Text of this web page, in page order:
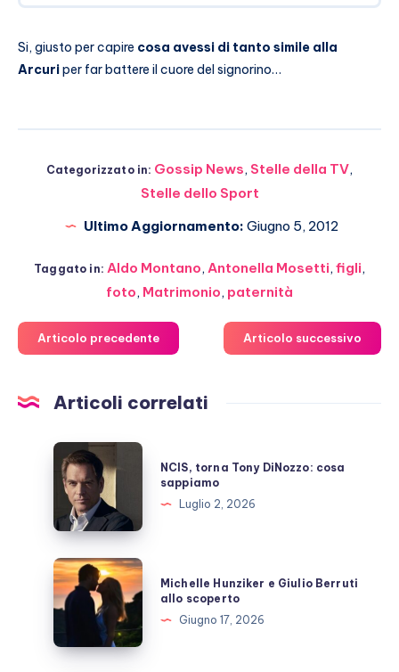
Si, giusto per capire cosa avessi di tanto simile alla
Arcuriper far battere il cuore del signorino…
Categorizzato in: Gossip News, Stelle della TV,
Stelle dello Sport
Ultimo Aggiornamento: Giugno 5, 2012
Taggato in: Aldo Montano, Antonella Mosetti, figli,
foto, Matrimonio, paternità
Articolo precedente Articolo successivo
Articoli correlati
NCIS,
torna
Tony
DiNozzo:
cosa
sappiamo
NCIS, torna Tony DiNozzo: cosa
sappiamo
Luglio 2, 2026
Michelle
Hunziker
e
Berruti
Michelle Hunziker e Giulio Berruti
allo scoperto
Giugno 17, 2026